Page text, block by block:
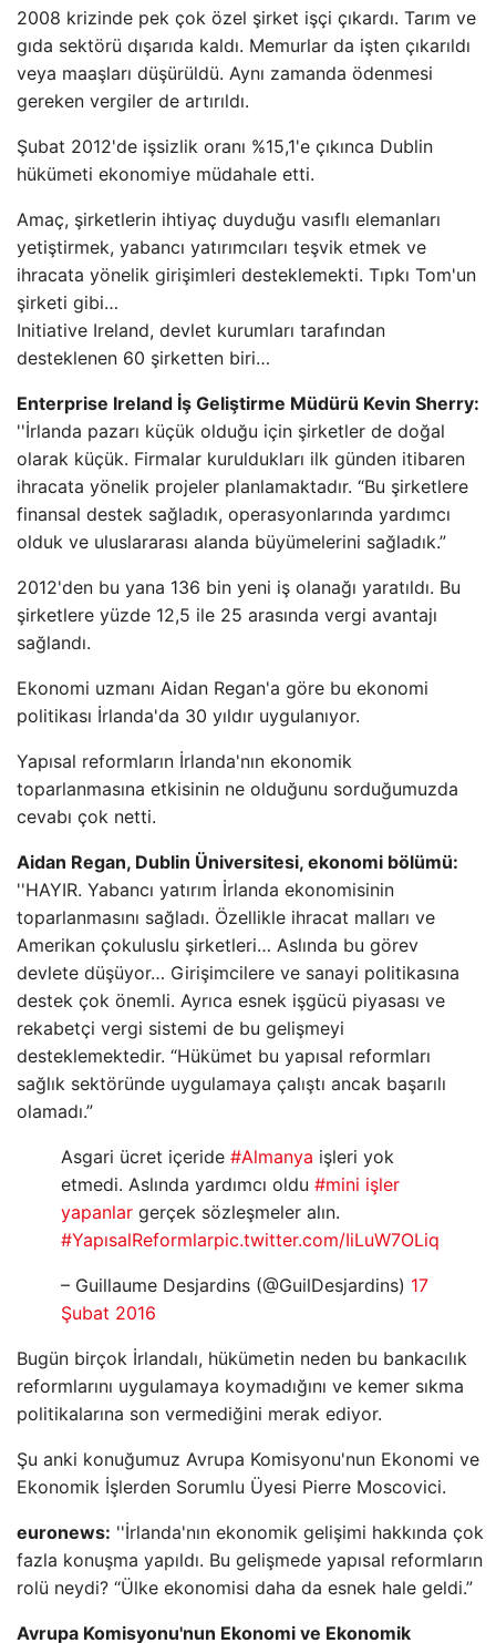
2008 krizinde pek çok özel şirket işçi çıkardı. Tarım ve
gıda sektörü dışarıda kaldı. Memurlar da işten çıkarıldı
veya maaşları düşürüldü. Aynı zamanda ödenmesi
gereken vergiler de artırıldı.
Şubat 2012'de işsizlik oranı %15,1'e çıkınca Dublin
hükümeti ekonomiye müdahale etti.
Amaç, şirketlerin ihtiyaç duyduğu vasıflı elemanları
yetiştirmek, yabancı yatırımcıları teşvik etmek ve
ihracata yönelik girişimleri desteklemekti. Tıpkı Tom'un
şirketi gibi…
Initiative Ireland, devlet kurumları tarafından
desteklenen 60 şirketten biri…
Enterprise Ireland İş Geliştirme Müdürü Kevin Sherry:
''İrlanda pazarı küçük olduğu için şirketler de doğal
olarak küçük. Firmalar kuruldukları ilk günden itibaren
ihracata yönelik projeler planlamaktadır. “Bu şirketlere
finansal destek sağladık, operasyonlarında yardımcı
olduk ve uluslararası alanda büyümelerini sağladık.”
2012'den bu yana 136 bin yeni iş olanağı yaratıldı. Bu
şirketlere yüzde 12,5 ile 25 arasında vergi avantajı
sağlandı.
Ekonomi uzmanı Aidan Regan'a göre bu ekonomi
politikası İrlanda'da 30 yıldır uygulanıyor.
Yapısal reformların İrlanda'nın ekonomik
toparlanmasına etkisinin ne olduğunu sorduğumuzda
cevabı çok netti.
Aidan Regan, Dublin Üniversitesi, ekonomi bölümü:
''HAYIR. Yabancı yatırım İrlanda ekonomisinin
toparlanmasını sağladı. Özellikle ihracat malları ve
Amerikan çokuluslu şirketleri… Aslında bu görev
devlete düşüyor… Girişimcilere ve sanayi politikasına
destek çok önemli. Ayrıca esnek işgücü piyasası ve
rekabetçi vergi sistemi de bu gelişmeyi
desteklemektedir. “Hükümet bu yapısal reformları
sağlık sektöründe uygulamaya çalıştı ancak başarılı
olamadı.”
Asgari ücret içeride #Almanya işleri yok
etmedi. Aslında yardımcı oldu #mini işler
yapanlar gerçek sözleşmeler alın.
#YapısalReformlarpic.twitter.com/IiLuW7OLiq
– Guillaume Desjardins (@GuilDesjardins) 17
Şubat 2016
Bugün birçok İrlandalı, hükümetin neden bu bankacılık
reformlarını uygulamaya koymadığını ve kemer sıkma
politikalarına son vermediğini merak ediyor.
Şu anki konuğumuz Avrupa Komisyonu'nun Ekonomi ve
Ekonomik İşlerden Sorumlu Üyesi Pierre Moscovici.
euronews: ''İrlanda'nın ekonomik gelişimi hakkında çok
fazla konuşma yapıldı. Bu gelişmede yapısal reformların
rolü neydi? “Ülke ekonomisi daha da esnek hale geldi.”
Avrupa Komisyonu'nun Ekonomi ve Ekonomik